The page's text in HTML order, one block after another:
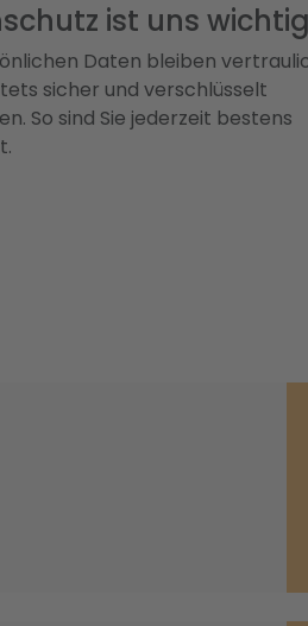
ist uns wichtig
Daten bleiben
sicher und verschlüsselt
So sind Sie jederzeit bestens